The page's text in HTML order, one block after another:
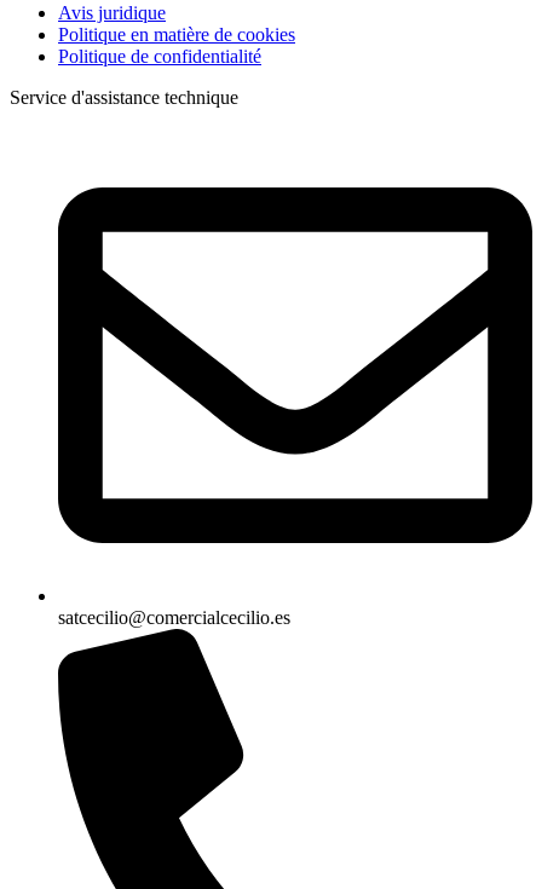
Avis juridique
Politique en matière de cookies
Politique de confidentialité
Service d'assistance technique
satcecilio@comercialcecilio.es